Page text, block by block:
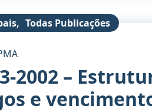
, Todas Publicações
2002 –
e